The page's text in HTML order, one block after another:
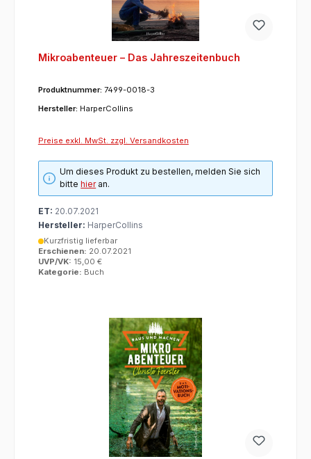
Mikroabenteuer – Das Jahreszeitenbuch
Produktnummer: 7499-0018-3
Hersteller: HarperCollins
Preise exkl. MwSt. zzgl. Versandkosten
Um dieses Produkt zu bestellen, melden Sie sich
bittehieran.
ET: 20.07.2021
Hersteller: HarperCollins
Kurzfristig lieferbar
Erschienen: 20.07.2021
UVP/VK: 15,00 €
Kategorie: Buch